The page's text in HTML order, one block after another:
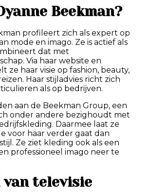
Beekman?
profileert zich als expert op
mode en imago. Ze is actief als
dat met
Via haar website en
ze haar visie op fashion, beauty,
Haar stijladvies richt zich
als op bedrijven.
aan de Beekman Group, een
onder andere bezighoudt met
Daarmee laat ze
voor haar verder gaat dan
Ze ziet kleding ook als een
professioneel imago neer te
van televisie